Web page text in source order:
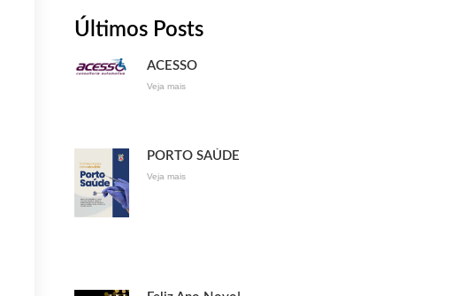
Últimos Posts
ACESSO
Veja mais
PORTO SAÚDE
Veja mais